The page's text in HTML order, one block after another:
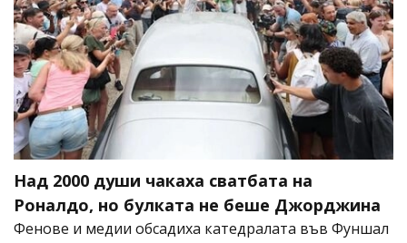
Над 2000 души чакаха сватбата на
Роналдо, но булката не беше Джорджина
Фенове и медии обсадиха катедралата във Фуншал